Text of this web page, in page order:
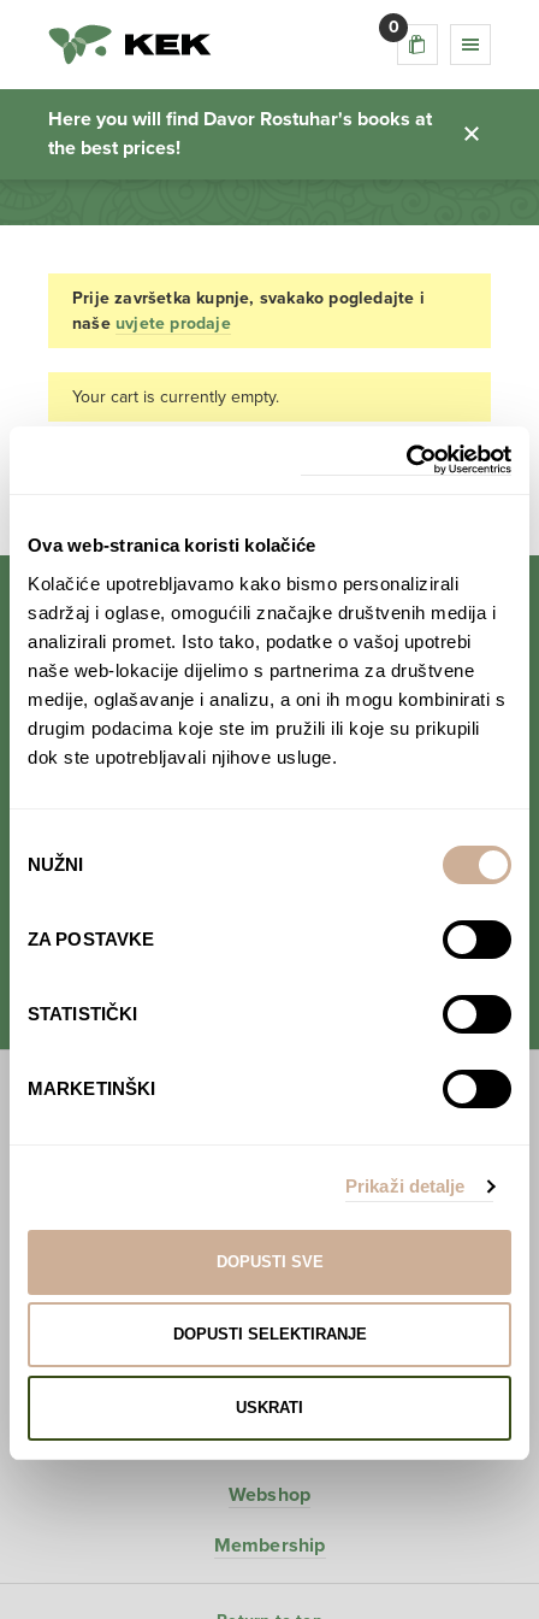
Ova web-stranica koristi kolačiće
Kolačiće upotrebljavamo kako bismo personalizirali
sadržaj i oglase, omogućili značajke društvenih medija i
analizirali promet. Isto tako, podatke o vašoj upotrebi
naše web-lokacije dijelimo s partnerima za društvene
medije, oglašavanje i analizu, a oni ih mogu kombinirati s
drugim podacima koje ste im pružili ili koje su prikupili
dok ste upotrebljavali njihove usluge.
pristanka
NUŽNI
ZA POSTAVKE
STATISTIČKI
MARKETINŠKI
Prikaži detalje
DOPUSTI SVE
DOPUSTI SELEKTIRANJE
USKRATI
0
Here you will find Davor Rostuhar's books at
the best prices!
Cart
Homepage
Prije završetka kupnje, svakako pogledajte i
naše uvjete prodaje
Your cart is currently empty.
Follow us on Facebook.
Read interesting stories that we
occasionally publish.
Love Around The World
Expeditions
Lectures
About us
Webshop
Membership